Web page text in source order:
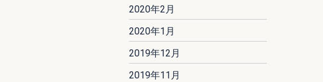
2020年2月
2020年1月
2019年12月
2019年11月